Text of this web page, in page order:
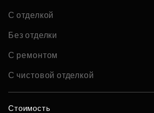
С отделкой
Без отделки
С ремонтом
С чистовой отделкой
Стоимость